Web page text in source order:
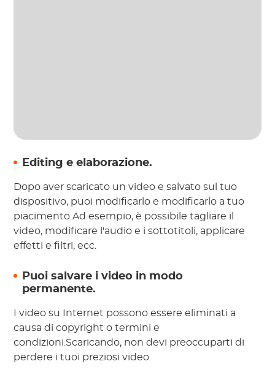
Editing e elaborazione.
Dopo aver scaricato un video e salvato sul tuo
dispositivo, puoi modificarlo e modificarlo a tuo
piacimento.Ad esempio, è possibile tagliare il
video, modificare l'audio e i sottotitoli, applicare
effetti e filtri, ecc.
Puoi salvare i video in modo
permanente.
I video su Internet possono essere eliminati a
causa di copyright o termini e
condizioni.Scaricando, non devi preoccuparti di
perdere i tuoi preziosi video.